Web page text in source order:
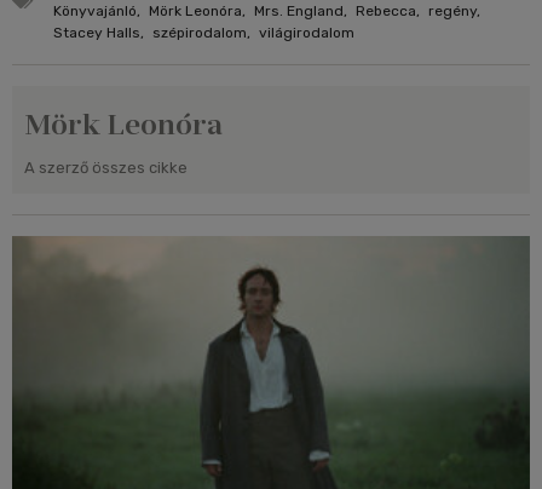
Könyvajánló, Mörk Leonóra, Mrs. England, Rebecca, regény,
Stacey Halls, szépirodalom, világirodalom
Mörk Leonóra
A szerző összes cikke